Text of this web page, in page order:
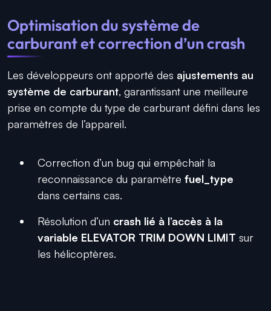
Optimisation du système de
carburant et correction d’un crash
Les développeurs ont apporté des ajustements au
système de carburant, garantissant une meilleure
prise en compte du type de carburant défini dans les
paramètres de l’appareil.
Correction d’un bug qui empêchait la
reconnaissance du paramètre fuel_type
dans certains cas.
Résolution d’un crash lié à l’accès à la
variable ELEVATOR TRIM DOWN LIMIT sur
les hélicoptères.